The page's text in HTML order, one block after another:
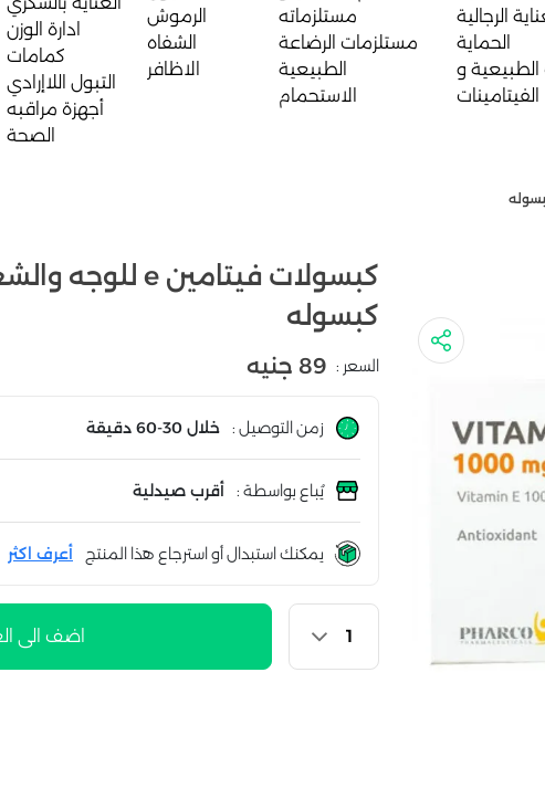
الرجالية
الحماية
الطبيعية و
الفيتامينات
مستلزماته
مستلزمات الرضاعة
الطبيعية
الاستحمام
الرموش
الشفاه
الاظافر
ادارة الوزن
كمامات
التبول اللاإرادي
أجهزة مراقبه
الصحة
كبسوله
السعر : 89 جنيه
زمن التوصيل : خلال 30-60 دقيقة
يُباع بواسطة : أقرب صيدلية
يمكنك استبدال أو استرجاع هذا المنتج أعرف اكثر
اضف الى